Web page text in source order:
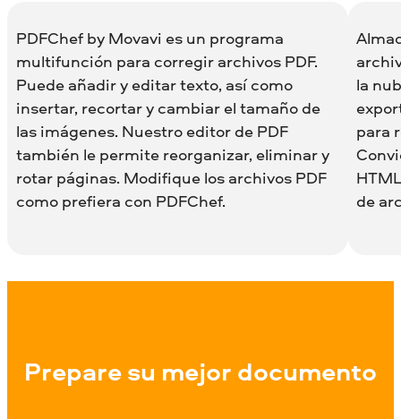
PDFChef by Movavi es un programa
multifunción para corregir archivos PDF.
Puede añadir y editar texto, así como
insertar, recortar y cambiar el tamaño de
las imágenes. Nuestro editor de PDF
también le permite reorganizar, eliminar y
rotar páginas. Modifique los archivos PDF
como prefiera con PDFChef.
la
para
de
Prepare su mejor documento